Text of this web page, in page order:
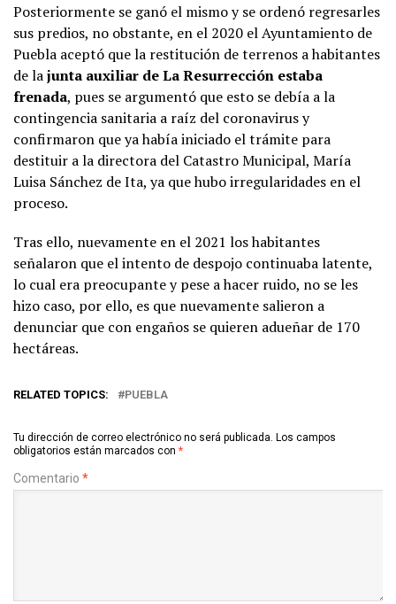
Posteriormente se ganó el mismo y se ordenó regresarles
sus predios, no obstante, en el 2020 el Ayuntamiento de
Puebla aceptó que la restitución de terrenos a habitantes
de lajunta auxiliar de La Resurrección estaba
frenada, pues se argumentó que esto se debía a la
contingencia sanitaria a raíz del coronavirus y
confirmaron que ya había iniciado el trámite para
destituir a la directora del Catastro Municipal, María
Luisa Sánchez de Ita, ya que hubo irregularidades en el
proceso.
Tras ello, nuevamente en el 2021 los habitantes
señalaron que el intento de despojo continuaba latente,
lo cual era preocupante y pese a hacer ruido, no se les
hizo caso, por ello, es que nuevamente salieron a
denunciar que con engaños se quieren adueñar de 170
hectáreas.
RELATED TOPICS: PUEBLA
Tu dirección de correo electrónico no será publicada. Los campos
obligatorios están marcados con *
Comentario *